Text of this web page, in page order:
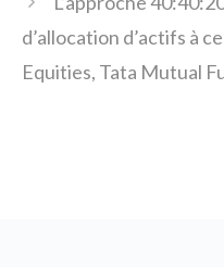
d’allocation d’actifs à
Equities, Tata Mutual